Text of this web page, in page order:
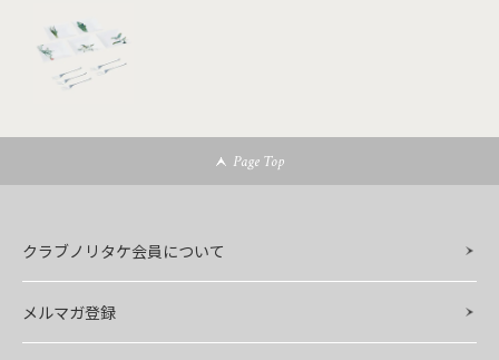
Page Top
クラブノリタケ会員について
メルマガ登録